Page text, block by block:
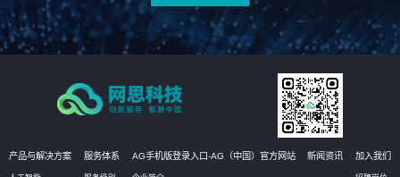
产品与解决方案 服务体系 AG手机版登录入口-AG（中国）官方网站 新闻资讯 加入我们